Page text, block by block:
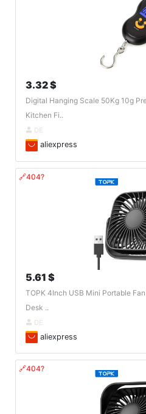
3.32 $
Digital Hanging Scale 50Kg 10g
Kitchen Fi..
DE
aliexpress
🔗404?
5.61 $
TOPK 4Inch USB Mini Portable
Desk ..
DE
aliexpress
🔗404?